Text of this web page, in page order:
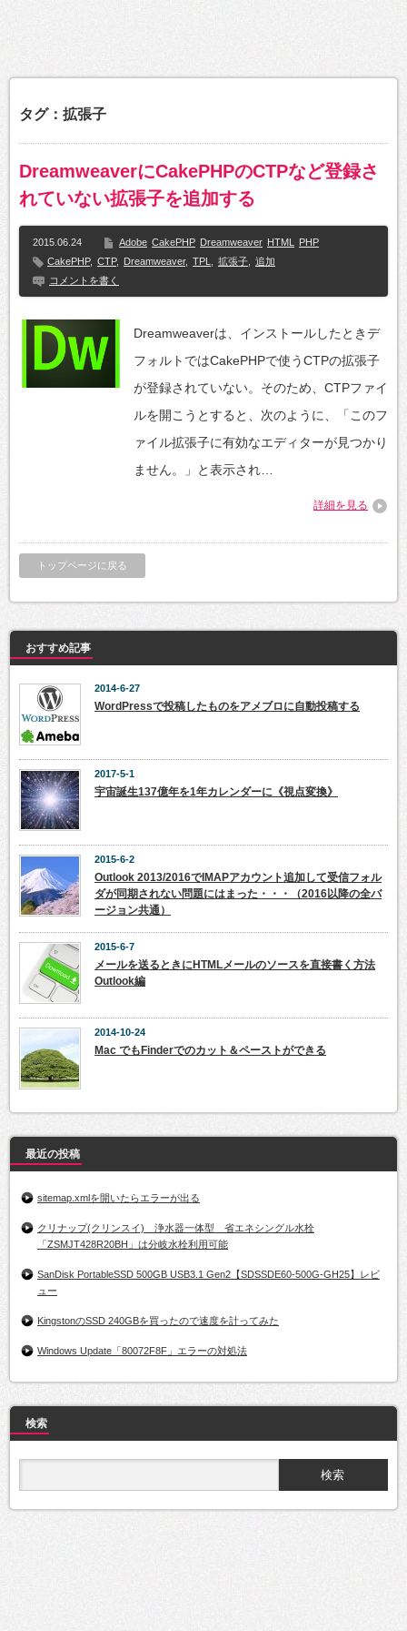
タグ：拡張子
DreamweaverにCakePHPのCTPなど登録さ
れていない拡張子を追加する
2015.06.24 Adobe CakePHP Dreamweaver HTML
PHP
CakePHP, CTP, Dreamweaver, TPL 拡張子
追加
コメントを書く
Dreamweaverは、インストールしたときデ
フォルトではCakePHPで使うCTPの拡張子
が登録されていない。そのため、CTPファイ
ルを開こうとすると、次のように、「このフ
ァイル拡張子に有効なエディターが見つかり
ません。」と表示され…
詳細を見る
トップページに戻る
おすすめ記事
2014-6-27
WordPressで投稿したものをアメブロに自動投稿する
2017-5-1
宇宙誕生137億年を1年カレンダーに《視点変換》
2015-6-2
Outlook 2013/2016でIMAPアカウント追加して受信フォル
ダが同期されない問題にはまった・・・（2016以降の全バ
ージョン共通）
2015-6-7
メールを送るときにHTMLメールのソースを直接書く方法
Outlook編
2014-10-24
Mac でもFinderでのカット＆ペーストができる
最近の投稿
sitemap.xmlを開いたらエラーが出る
クリナップ(クリンスイ) 浄水器一体型 省エネシングル水栓
「ZSMJT428R20BH」は分岐水栓利用可能
SanDisk PortableSSD 500GB USB3.1 Gen2【SDSSDE60-500G-GH25】レビ
ュー
KingstonのSSD 240GBを買ったので速度を計ってみた
Windows Update「80072F8F」エラーの対処法
検索